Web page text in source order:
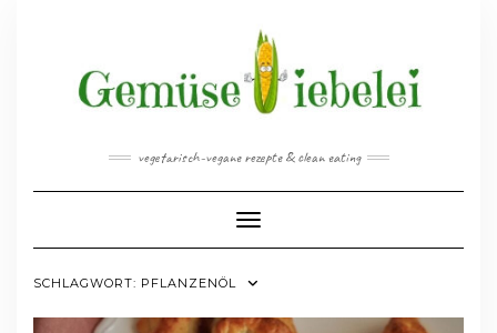
vegetarisch-vegane rezepte & clean eating
Toggle Navigation
SCHLAGWORT: PFLANZENÖL